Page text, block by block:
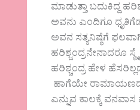
ಮಾಡುತ್ತಾ ಬದುಕಿದ್ದ
ಅವನು ಎಂದಿಗೂ
ಅವನ ಸತ್ಯನಿಷ್ಠೆಗೆ
ಹರಿಶ್ಚಂದ್ರನೇನಾದರೂ
ಹರಿಶ್ಚಂದ್ರ ಹೇಳ
ಹಾಗೆಯೇ ರಾಮಾಯಣದಲ್ಲಿ
ಎನ್ನುವ ಕಾಲಕ್ಕೆ